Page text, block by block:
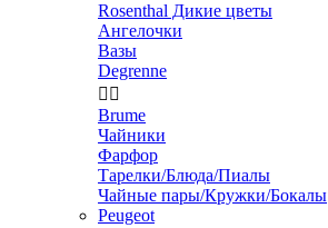
Rosenthal Дикие цветы
Ангелочки
Вазы
Degrenne
 
Brume
Чайники
Фарфор
Тарелки/Блюда/Пиалы
Чайные пары/Кружки/Бокалы
Peugeot